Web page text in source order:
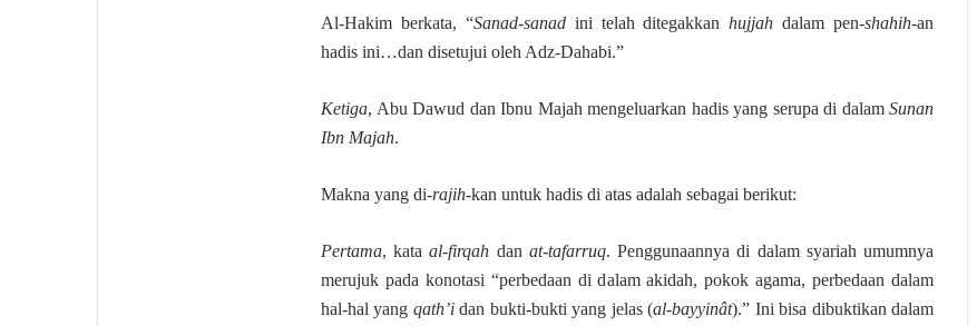
Al-Hakim berkata, “Sanad-sanadini telah ditegakkanhujjah dalam pen-shahih-an
hadis ini…dan disetujui oleh Adz-Dahabi.”
Ketiga, Abu Dawud dan Ibnu Majah mengeluarkan hadis yang serupa di dalam Sunan
Ibn Majah.
Makna yang di-rajih-kan untuk hadis di atas adalah sebagai berikut:
Pertama, kataal-firqah dan at-tafarruq. Penggunaannya di dalam syariah umumnya
merujuk pada konotasi “perbedaan di dalam akidah, pokok agama, perbedaan dalam
hal-hal yang qath’idan bukti-bukti yang jelas (al-bayyinât).” Ini bisa dibuktikan dalam